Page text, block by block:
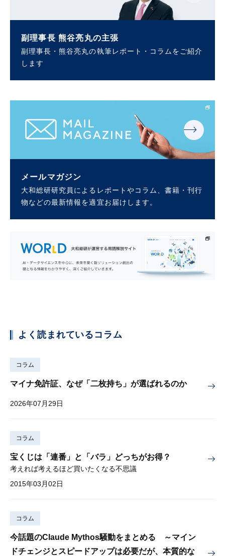
副理事長 熊谷亮丸の主張
副理事長・熊谷亮丸の執筆レポート・コラムをご紹介
します
メールマガジン
大和総研研究員によるレポートやコラム、書籍・刊行
物などの最新情報を適宜お届けします。
よく読まれているコラム
コラム
マイナ免許証、なぜ「二枚持ち」が選ばれるのか
2026年07月29日
コラム
宝くじは「連番」と「バラ」どっちがお得？
考えれば考えるほど買いたくなる不思議
2015年03月02日
コラム
今話題のClaude Mythos騒動をまとめる ～マイン
ドチェンジとスピードアップは必要だが、本質的な